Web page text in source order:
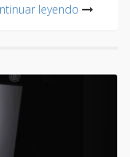
leyendo